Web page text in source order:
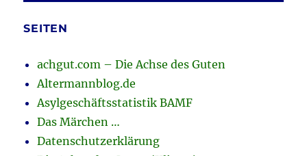
SEITEN
achgut.com – Die Achse des Guten
Altermannblog.de
Asylgeschäftsstatistik BAMF
Das Märchen …
Datenschutzerklärung